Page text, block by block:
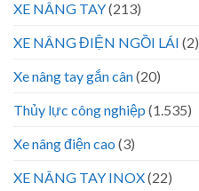
XE NÂNG TAY(213)
XE NÂNG ĐIỆN NGỒI LÁI (2)
Xe nâng tay gắn cân(20)
Thủy lực công nghiệp (1.535)
Xe nâng điện cao (3)
XE NÂNG TAY INOX(22)